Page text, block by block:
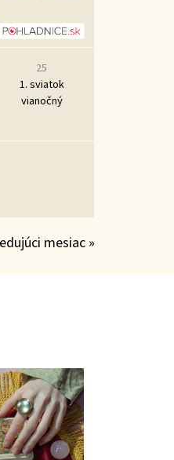
25
1. sviatok
vianočný
mesiac »